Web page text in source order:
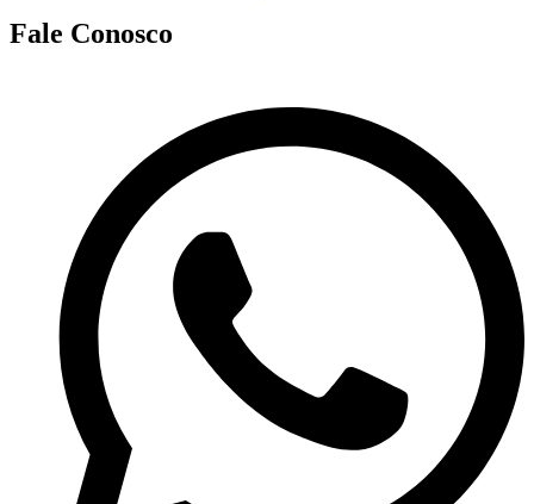
Fale Conosco